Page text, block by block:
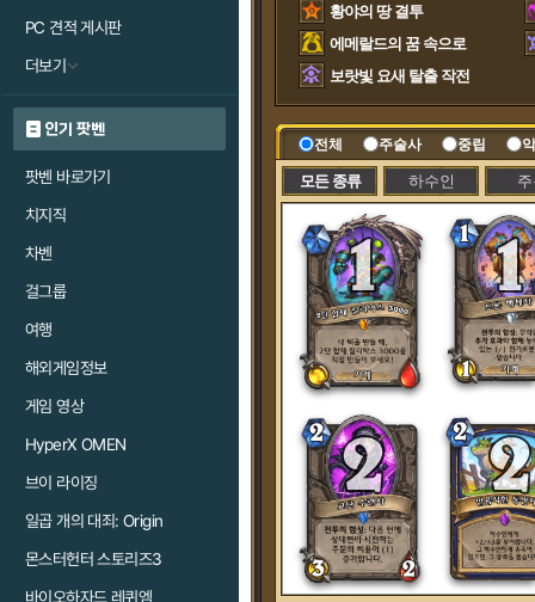
PC 견적 게시판
더보기
인기 팟벤
팟벤 바로가기
치지직
차벤
걸그룹
여행
해외게임정보
게임 영상
HyperX OMEN
브이 라이징
일곱 개의 대죄: Origin
몬스터헌터 스토리즈3
바이오하자드 레퀴엠
황야의 땅 결투
에메랄드의 꿈 속으로
보랏빛 요새 탈출 작전
전체 주술사 중립
모든 종류 하수인